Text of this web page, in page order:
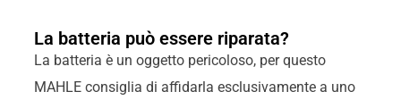
La batteria può essere riparata?
La batteria è un oggetto pericoloso, per questo
MAHLE consiglia di affidarla esclusivamente a uno